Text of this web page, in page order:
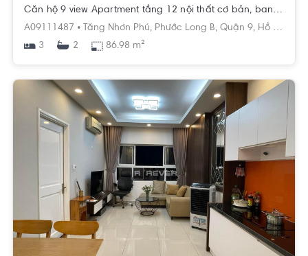
Căn hộ 9 view Apartment tầng 12 nội thất cơ bản, ban công đón gió mát
A09111487 •
Tăng Nhơn Phú, Phước Long B, Quận 9, Hồ Chí Minh
3
2 86.98 m²